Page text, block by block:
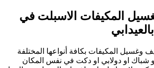
المكيفات الاسبلت في
وغسيل المكيفات بكافة أنواعها المختلفة
شباك او دولابي او دكت في نفس المكان